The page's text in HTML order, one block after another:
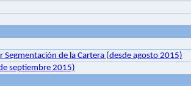
Segmentación de la Cartera (desde agosto 2015)
septiembre 2015)